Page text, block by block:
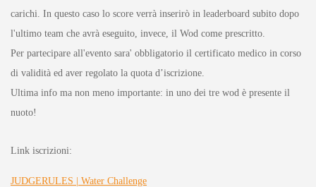
carichi. In questo caso lo score verrà inserirò in leaderboard subito dopo
l'ultimo team che avrà eseguito, invece, il Wod come prescritto.
Per partecipare all'evento sara' obbligatorio il certificato medico in corso
di validità ed aver regolato la quota d’iscrizione.
Ultima info ma non meno importante: in uno dei tre wod è presente il
nuoto!
Link iscrizioni:
JUDGERULES | Water Challenge